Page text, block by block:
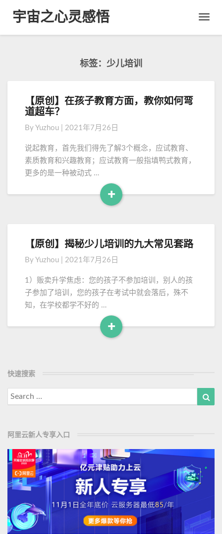
Toggle
宇宙之心灵感悟
标签：少儿培训
原
创
】
在
孩
教
何
弯
超
车
【原创】在孩子教育方面，教你如何弯
道超车？
By Yuzhou 2021年7月26日
说起教育，首先我们得先了解3个概念，应试教育、
素质教育和兴趣教育；应试教育一般指填鸭式教育，
更多的是一种被动式 …
+
R
d
M
r
e
原
创
】
揭
少
大
见
【原创】揭秘少儿培训的九大常见套路
By Yuzhou 2021年7月26日
1）贩卖升学焦虑：您的孩子不参加培训，别人的孩
子参加了培训，您的孩子在考试中就会落后，殊不
知，在学校都学不好的 …
+
R
M
o
快速搜索
Search
for:
阿里云新人专享入口